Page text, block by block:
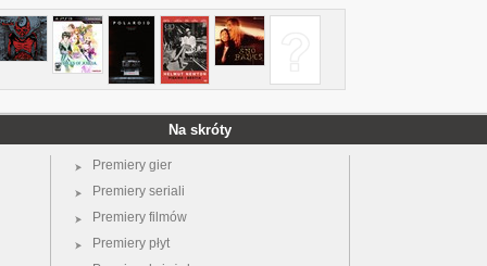
Na skróty
Premiery gier
Premiery seriali
Premiery filmów
Premiery płyt